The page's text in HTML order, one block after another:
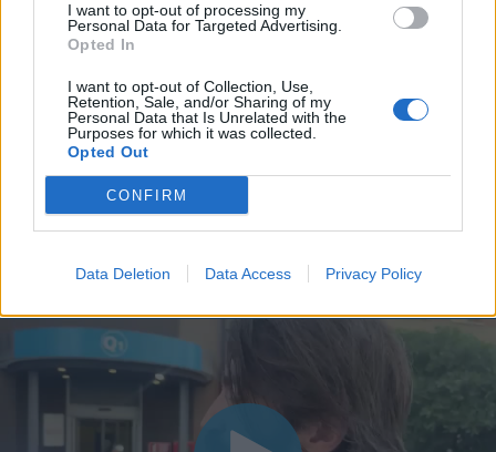
I want to opt-out of processing my
Personal Data for Targeted Advertising.
Opted In
I want to opt-out of Collection, Use,
Retention, Sale, and/or Sharing of my
Personal Data that Is Unrelated with the
Purposes for which it was collected.
Opted Out
CONFIRM
Data Deletion Data Access Privacy Policy